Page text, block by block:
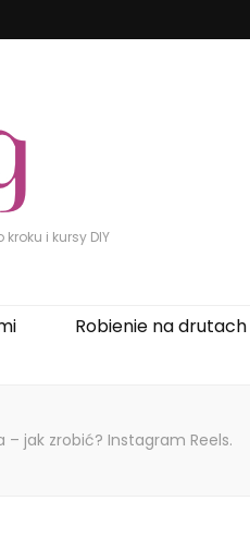
i kursy DIY
Robienie na drutach
– jak zrobić? Instagram Reels.